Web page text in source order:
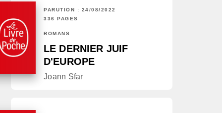
PARUTION : 24/08/2022
336 PAGES
ROMANS
LE DERNIER JUIF
D'EUROPE
Joann Sfar